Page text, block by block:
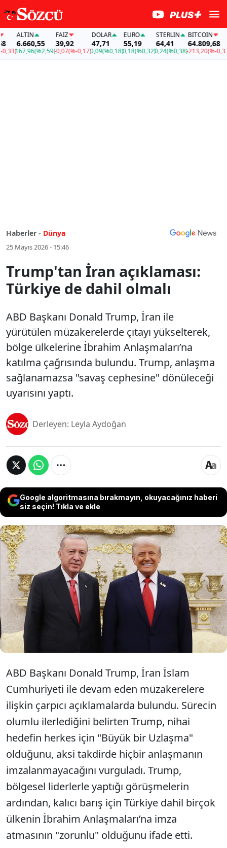
ALTIN
6.660,55
167,96(%2,59)
FAİZ
39,92
-0,07(%-0,17)
DOLAR
47,71
0,09(%0,18)
EURO
55,19
0,18(%0,32)
STERLIN
64,41
0,24(%0,38)
BITCOIN
64.809,68
-213,20(%-0,33)
Haberler - Dünya
25 Mayıs 2026 - 15:46
Trump'tan İran açıklaması:
Türkiye de dahil olmalı
ABD Başkanı Donald Trump, İran ile
yürütülen müzakerelerde çıtayı yükselterek,
bölge ülkelerine İbrahim Anlaşmaları’na
katılma çağrısında bulundu. Trump, anlaşma
sağlanamazsa "savaş cephesine" dönüleceği
uyarısını yaptı.
Derleyen: Leyla Aydoğan
Google algoritmasına bırakmayın, okuyacağınız haberi
siz seçin! Tıkla ve ekle
ABD Başkanı Donald Trump, İran ile yürütülen
müzakerelerde çıtayı yükselterek, bölge
ülkelerine İbrahim Anlaşmaları’na katılma
çağrısında bulundu. Trump, anlaşma
sağlanamazsa "savaş cephesine" dönüleceği
uyarısını yaptı.
ABD Başkanı Donald Trump, İran İslam
Cumhuriyeti ile devam eden müzakerelere
ilişkin çarpıcı açıklamalarda bulundu. Sürecin
olumlu ilerlediğini belirten Trump, nihai
hedefin herkes için "Büyük bir Uzlaşma"
olduğunu, aksi takdirde hiçbir anlaşmanın
imzalanmayacağını vurguladı. Trump,
bölgesel liderlerle yaptığı görüşmelerin
ardından, kalıcı barış için Türkiye dahil birçok
ülkenin İbrahim Anlaşmaları’na imza
atmasının "zorunlu" olduğunu ifade etti.